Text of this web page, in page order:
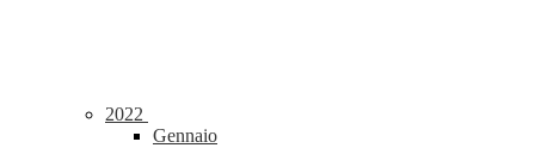
2022
Gennaio